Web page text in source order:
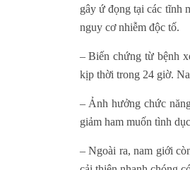
gây ứ đọng tại các tĩnh
nguy cơ nhiễm độc tố.
– Biến chứng từ bệnh
kịp thời trong 24 giờ.
– Ảnh hưởng chức
giảm ham muốn tình
– Ngoài ra, nam giới